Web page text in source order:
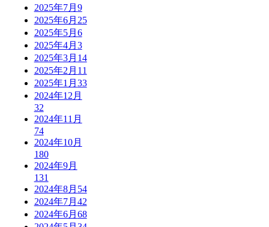
2025年7月 9
2025年6月 25
2025年5月 6
2025年4月 3
2025年3月 14
2025年2月 11
2025年1月 33
2024年12月
32
2024年11月
74
2024年10月
180
2024年9月
131
2024年8月 54
2024年7月 42
2024年6月 68